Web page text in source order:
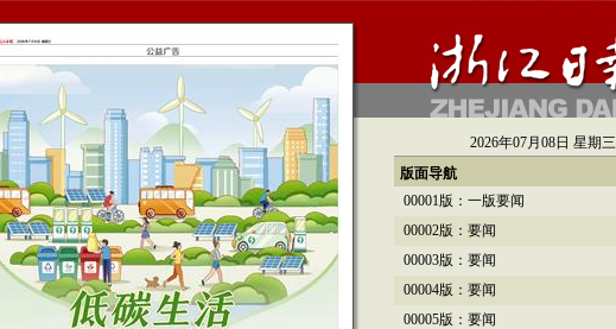
2026年07月08日 星期三
版面导航
00001版：一版要闻
00002版：要闻
00003版：要闻
00004版：要闻
00005版：要闻